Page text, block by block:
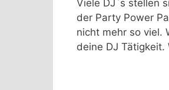
Viele DJ`s stellen
der Party Power
nicht mehr so viel.
deine DJ Tätigkeit.